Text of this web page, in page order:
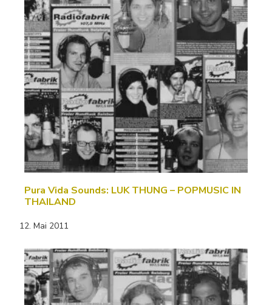
Pura Vida Sounds: LUK THUNG – POPMUSIC IN
THAILAND
12. Mai 2011